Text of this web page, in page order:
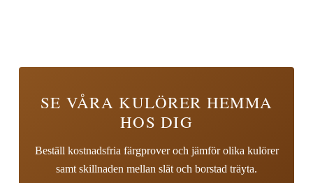
SE VÅRA KULÖRER HEMMA
HOS DIG
Beställ kostnadsfria färgprover och jämför olika kulörer
samt skillnaden mellan slät och borstad träyta.